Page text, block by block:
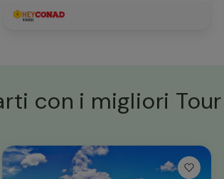
con i migliori